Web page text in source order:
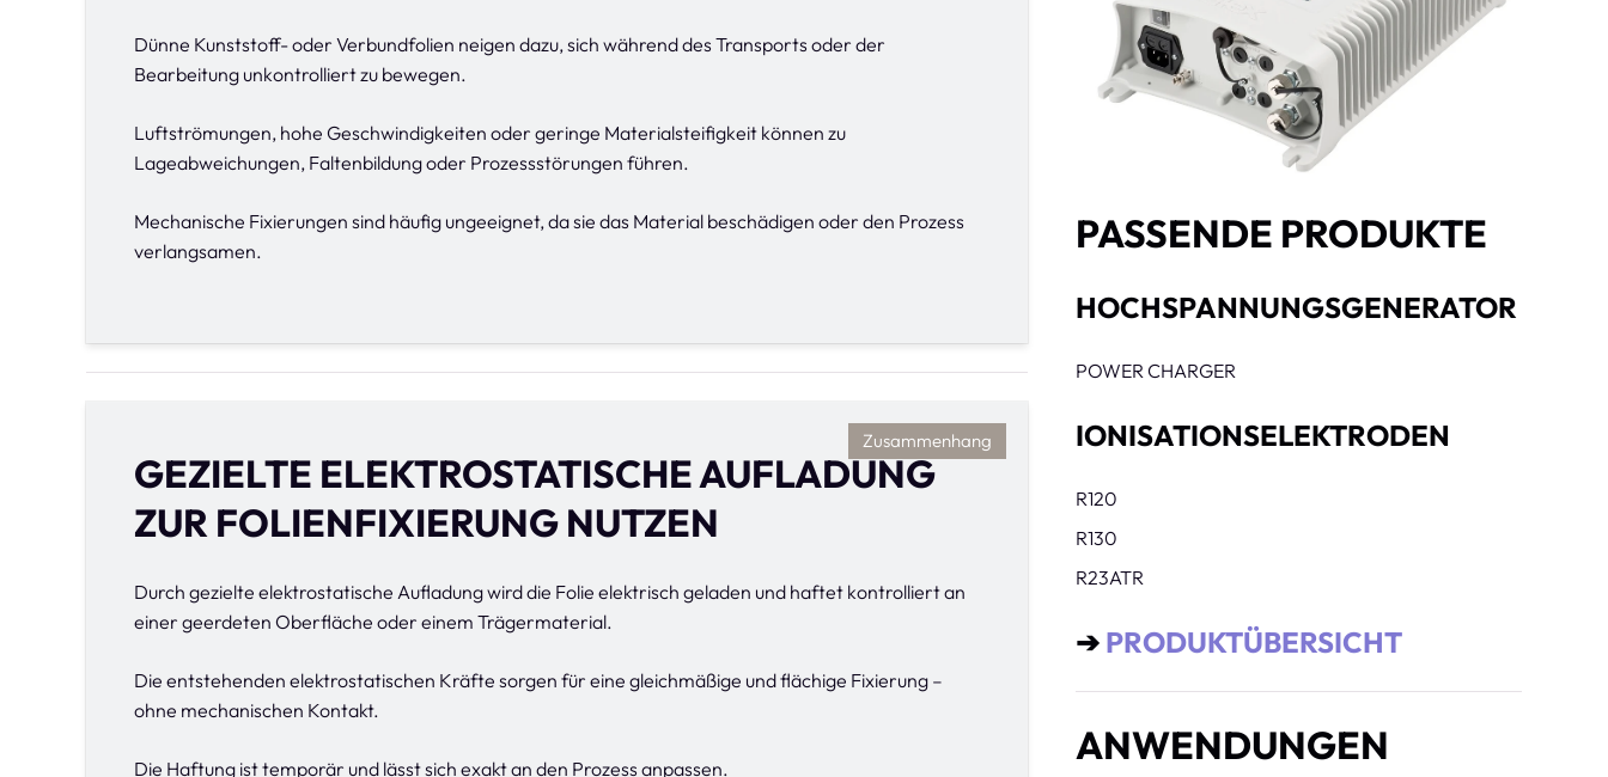
Dünne Kunststoff- oder Verbundfolien neigen dazu, sich während des Transports oder der
Bearbeitung unkontrolliert zu bewegen.
Luftströmungen, hohe Geschwindigkeiten oder geringe Materialsteifigkeit können zu
Lageabweichungen, Faltenbildung oder Prozessstörungen führen.
Mechanische Fixierungen sind häufig ungeeignet, da sie das Material beschädigen oder den Prozess
verlangsamen.
Zusammenhang
GEZIELTE ELEKTROSTATISCHE AUFLADUNG
ZUR FOLIENFIXIERUNG NUTZEN
Durch gezielte elektrostatische Aufladung wird die Folie elektrisch geladen und haftet kontrolliert an
einer geerdeten Oberfläche oder einem Trägermaterial.
Die entstehenden elektrostatischen Kräfte sorgen für eine gleichmäßige und flächige Fixierung –
ohne mechanischen Kontakt.
Die Haftung ist temporär und lässt sich exakt an den Prozess anpassen.
PASSENDE PRODUKTE
HOCHSPANNUNGSGENERATOR
POWER CHARGER
IONISATIONSELEKTRODEN
R120
R130
R23ATR
➔PRODUKTÜBERSICHT
ANWENDUNGEN